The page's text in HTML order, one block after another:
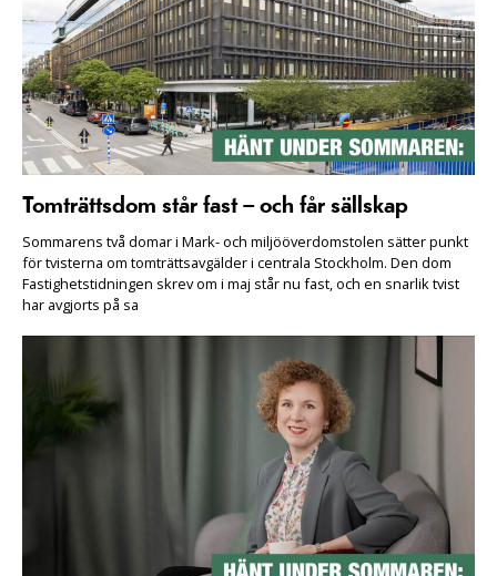
Tomträttsdom står fast – och får sällskap
Sommarens två domar i Mark- och miljööverdomstolen sätter punkt
för tvisterna om tomträttsavgälder i centrala Stockholm. Den dom
Fastighetstidningen skrev om i maj står nu fast, och en snarlik tvist
har avgjorts på sa